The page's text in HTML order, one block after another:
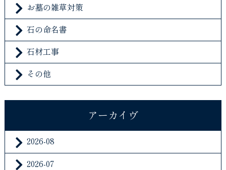
お墓の雑草対策
石の命名書
石材工事
その他
アーカイヴ
2026-08
2026-07